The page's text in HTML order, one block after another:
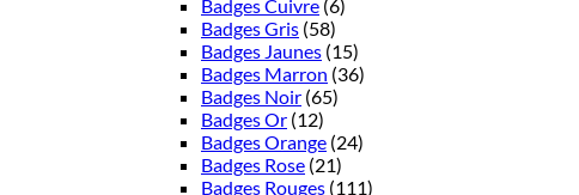
Badges Cuivre (6)
Badges Gris (58)
Badges Jaunes (15)
Badges Marron (36)
Badges Noir (65)
Badges Or (12)
Badges Orange (24)
Badges Rose (21)
Badges Rouges (111)